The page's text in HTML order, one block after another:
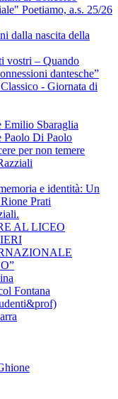
Poetiamo, a.s. 25/26
dalla nascita della
vostri – Quando
dantesche”
- Giornata di
Emilio Sbaraglia
Paolo Di Paolo
per non temere
e identità: Un
Prati
AL LICEO
Fontana